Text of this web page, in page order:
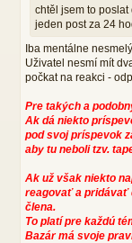
chtěl jsem to
jeden post za 24
Iba mentálne
Uživatel nesmí mít
počkat na reakci -
Pre takých a
Ak dá niekto
pod svoj príspevok
aby tu neboli tzv.
Ak už však niekto
reagovať a pridávať
člena.
To platí pre každú
Bazár má svoje